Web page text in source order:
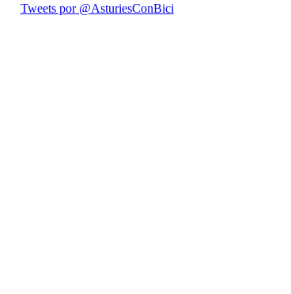
Tweets por @AsturiesConBici